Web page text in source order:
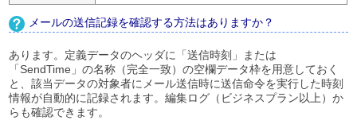
メールの送信記録を確認する方法はありますか？
あります。定義データのヘッダに「送信時刻」または
「SendTime」の名称（完全一致）の空欄データ枠を用意しておく
と、該当データの対象者にメール送信時に送信命令を実行した時刻
情報が自動的に記録されます。編集ログ（ビジネスプラン以上）か
らも確認できます。